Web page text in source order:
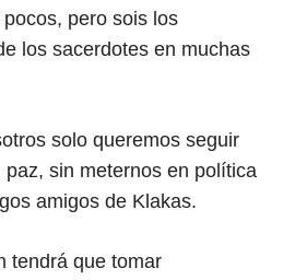
pero sois los
los sacerdotes en muchas
solo queremos seguir
sin meternos en política
amigos de Klakas.
tendrá que tomar